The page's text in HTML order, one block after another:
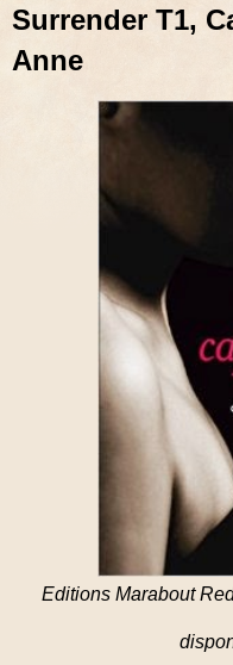
Surrender T1,
Anne
Editions Marabout